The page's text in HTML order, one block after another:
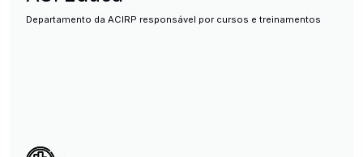
Departamento da ACIRP responsável por cursos e treinamentos